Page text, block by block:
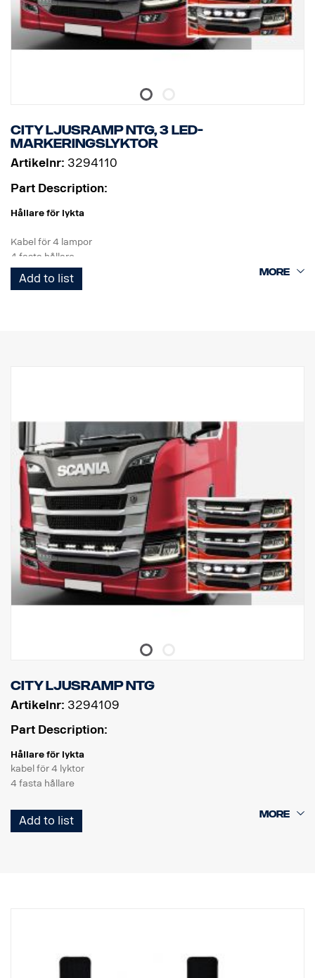
City ljusramp NTG, 3 LED-
markeringslyktor
Artikelnr: 3294110
Part Description:
Hållare för lykta
Kabel för 4 lampor
4 fasta hållare
3 vita LED-lampor
Kablar: kabel för 4 lyktor
Add to list
City ljusramp NTG
Artikelnr: 3294109
Part Description:
Hållare för lykta
kabel för 4 lyktor
4 fasta hållare
Produkt
Material AISI304
Add to list